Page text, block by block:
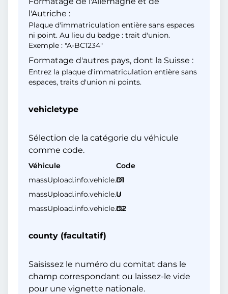
l'Autriche :
Plaque d'immatriculation entière sans espaces
ni point. Au lieu du badge : trait d'union.
Exemple : "A-BC1234"
Formatage d'autres pays, dont la Suisse :
Entrez la plaque d'immatriculation entière sans
espaces, traits d'union ni points.
vehicletype
Sélection de la catégorie du véhicule
comme code.
Véhicule
Code
massUpload.info.vehicle.d1
D1
massUpload.info.vehicle.u
U
massUpload.info.vehicle.d2
D2
county (facultatif)
Saisissez le numéro du comitat dans le
champ correspondant ou laissez-le vide
pour une vignette nationale.